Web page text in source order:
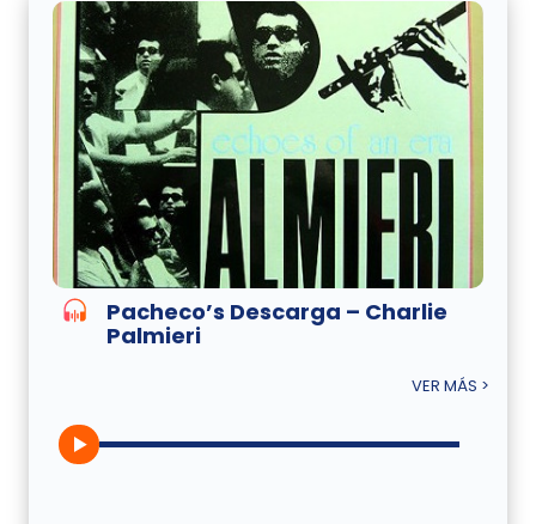
Pacheco’s Descarga – Charlie
Palmieri
VER MÁS >